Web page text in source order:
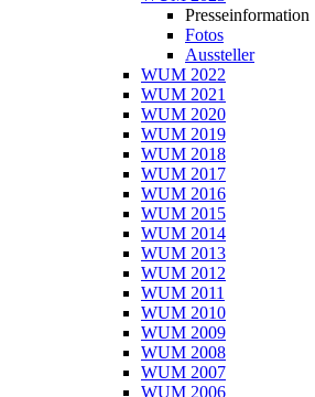
Presseinformation
Fotos
Aussteller
WUM 2022
WUM 2021
WUM 2020
WUM 2019
WUM 2018
WUM 2017
WUM 2016
WUM 2015
WUM 2014
WUM 2013
WUM 2012
WUM 2011
WUM 2010
WUM 2009
WUM 2008
WUM 2007
WUM 2006